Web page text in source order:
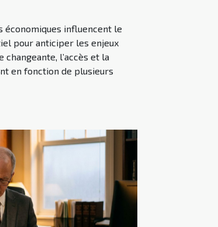
influencent le
pour anticiper les enjeux
changeante, l’accès et la
en fonction de plusieurs